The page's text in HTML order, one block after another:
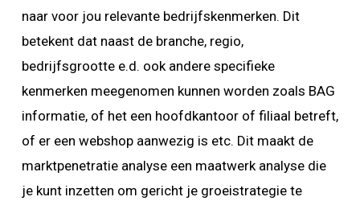
naar voor jou relevante bedrijfskenmerken. Dit
betekent dat naast de branche, regio,
bedrijfsgrootte e.d. ook andere specifieke
kenmerken meegenomen kunnen worden zoals BAG
informatie, of het een hoofdkantoor of filiaal betreft,
of er een webshop aanwezig is etc. Dit maakt de
marktpenetratie analyse een maatwerk analyse die
je kunt inzetten om gericht je groeistrategie te